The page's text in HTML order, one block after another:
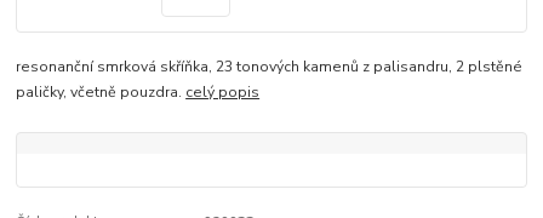
resonanční smrková skříňka, 23 tonových kamenů z palisandru, 2 plstěné
paličky, včetně pouzdra. celý popis